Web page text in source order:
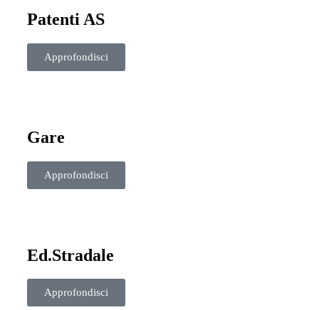
Patenti AS
Approfondisci
Gare
Approfondisci
Ed.Stradale
Approfondisci